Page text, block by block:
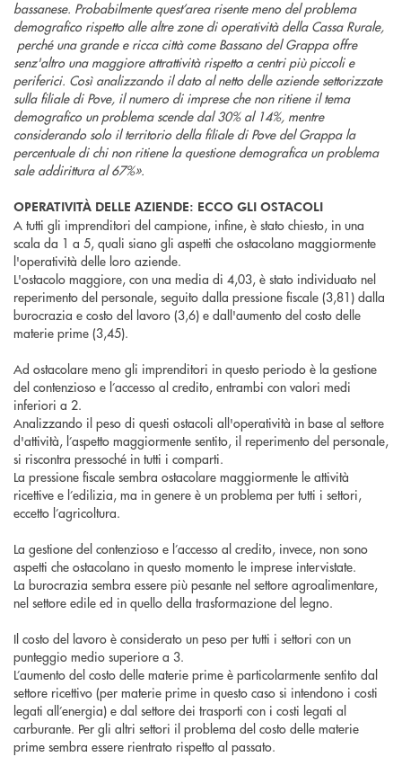
bassanese. Probabilmente quest’area risente meno del problema
demografico rispetto alle altre zone di operatività della Cassa Rurale,
perché una grande e ricca città come Bassano del Grappa offre
senz'altro una maggiore attrattività rispetto a centri più piccoli e
periferici. Così analizzando il dato al netto delle aziende settorizzate
sulla filiale di Pove, il numero di imprese che non ritiene il tema
demografico un problema scende dal 30% al 14%, mentre
considerando solo il territorio della filiale di Pove del Grappa la
percentuale di chi non ritiene la questione demografica un problema
sale addirittura al 67%».
OPERATIVITÀ DELLE AZIENDE: ECCO GLI OSTACOLI
A tutti gli imprenditori del campione, infine, è stato chiesto, in una
scala da 1 a 5, quali siano gli aspetti che ostacolano maggiormente
l'operatività delle loro aziende.
L'ostacolo maggiore, con una media di 4,03, è stato individuato nel
reperimento del personale, seguito dalla pressione fiscale (3,81) dalla
burocrazia e costo del lavoro (3,6) e dall'aumento del costo delle
materie prime (3,45).
Ad ostacolare meno gli imprenditori in questo periodo è la gestione
del contenzioso e l’accesso al credito, entrambi con valori medi
inferiori a 2.
Analizzando il peso di questi ostacoli all'operatività in base al settore
d'attività, l’aspetto maggiormente sentito, il reperimento del personale,
si riscontra pressoché in tutti i comparti.
La pressione fiscale sembra ostacolare maggiormente le attività
ricettive e l’edilizia, ma in genere è un problema per tutti i settori,
eccetto l’agricoltura.
La gestione del contenzioso e l’accesso al credito, invece, non sono
aspetti che ostacolano in questo momento le imprese intervistate.
La burocrazia sembra essere più pesante nel settore agroalimentare,
nel settore edile ed in quello della trasformazione del legno.
Il costo del lavoro è considerato un peso per tutti i settori con un
punteggio medio superiore a 3.
L’aumento del costo delle materie prime è particolarmente sentito dal
settore ricettivo (per materie prime in questo caso si intendono i costi
legati all’energia) e dal settore dei trasporti con i costi legati al
carburante. Per gli altri settori il problema del costo delle materie
prime sembra essere rientrato rispetto al passato.